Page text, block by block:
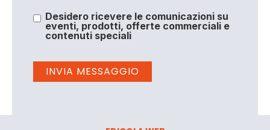
Desidero ricevere le comunicazioni su
eventi, prodotti, offerte commerciali e
contenuti speciali